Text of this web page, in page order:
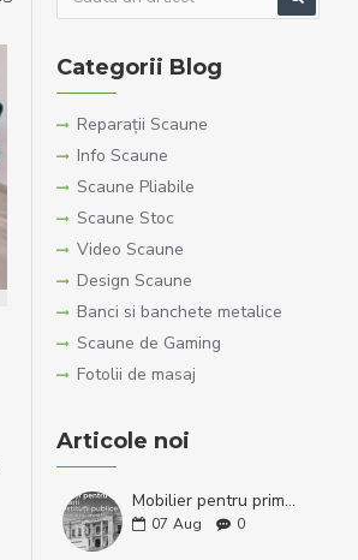
Categorii Blog
Reparații Scaune
Info Scaune
Scaune Pliabile
Scaune Stoc
Video Scaune
Design Scaune
Banci si banchete metalice
Scaune de Gaming
Fotolii de masaj
Articole noi
Mobilier pentru primării și instituții publice – Ghid complet de selecție și calitate
07 Aug 0